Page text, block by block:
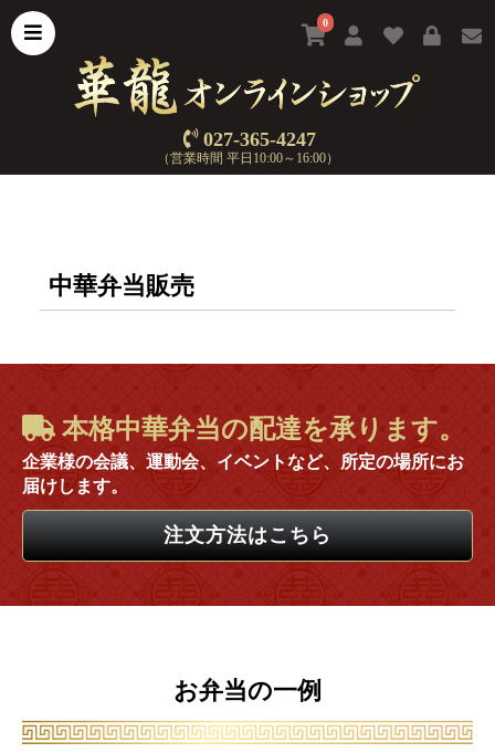
0
027-365-4247
（営業時間 平日10:00～16:00）
中華弁当販売
本格中華弁当の配達を承ります。
企業様の会議、運動会、イベントなど、所定の場所にお
届けします。
注文方法はこちら
お弁当の一例